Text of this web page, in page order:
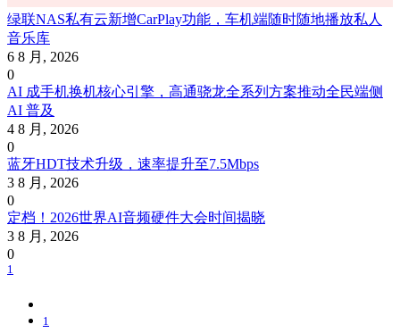
绿联NAS私有云新增CarPlay功能，车机端随时随地播放私人
音乐库
6 8 月, 2026
0
AI 成手机换机核心引擎，高通骁龙全系列方案推动全民端侧
AI 普及
4 8 月, 2026
0
蓝牙HDT技术升级，速率提升至7.5Mbps
3 8 月, 2026
0
定档！2026世界AI音频硬件大会时间揭晓
3 8 月, 2026
0
1
1